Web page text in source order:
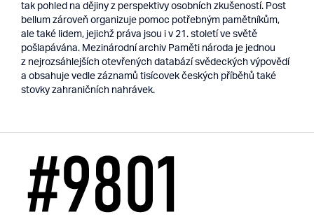
tak pohled na dějiny z perspektivy osobních zkušeností. Post
bellum zároveň organizuje pomoc potřebným pamětníkům,
ale také lidem, jejichž práva jsou i v 21. století ve světě
pošlapávána. Mezinárodní archiv Paměti národa je jednou
z nejrozsáhlejších otevřených databází svědeckých výpovědí
a obsahuje vedle záznamů tisícovek českých příběhů také
stovky zahraničních nahrávek.